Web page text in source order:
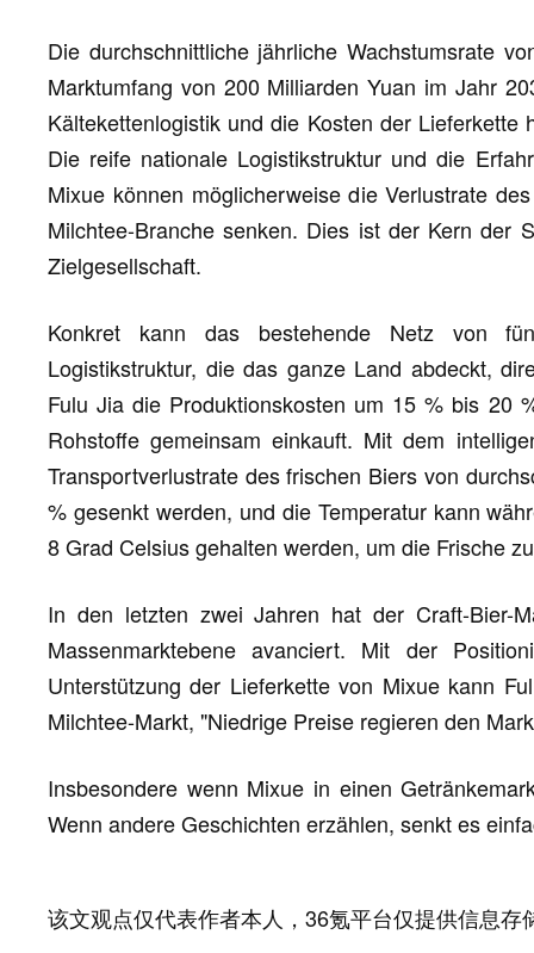
Die durchschnittliche jährliche Wachstumsrate
Marktumfang von 200 Milliarden Yuan im Jahr
Kältekettenlogistik und die Kosten der
Die reife nationale Logistikstruktur und die
Mixue können möglicherweise die Verlustrate
Milchtee-Branche senken. Dies ist der Kern der
Zielgesellschaft.
Konkret kann das bestehende Netz von
Logistikstruktur, die das ganze Land abdeckt,
Fulu Jia die Produktionskosten um 15 % bis 20
Rohstoffe gemeinsam einkauft. Mit dem
Transportverlustrate des frischen Biers von
% gesenkt werden, und die Temperatur kann
8 Grad Celsius gehalten werden, um die Frische
In den letzten zwei Jahren hat der Craft-Bier-
Massenmarktebene avanciert. Mit der
Unterstützung der Lieferkette von Mixue kann
Milchtee-Markt, "Niedrige Preise regieren den
Insbesondere wenn Mixue in einen
Wenn andere Geschichten erzählen, senkt es
该文观点仅代表作者本人，36氪平台仅提供信息存